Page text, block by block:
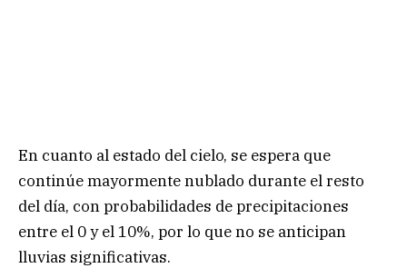
En cuanto al estado del cielo, se espera que
continúe mayormente nublado durante el resto
del día, con probabilidades de precipitaciones
entre el 0 y el 10%, por lo que no se anticipan
lluvias significativas.